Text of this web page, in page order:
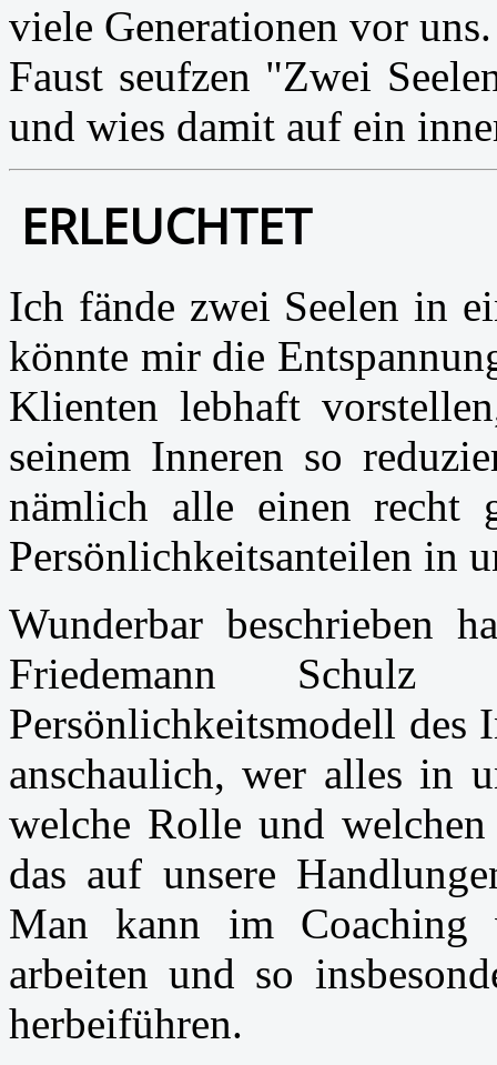
viele Generationen vor
Faust seufzen "Zwei
und wies damit auf ein
ERLEUCHTET
Ich fände zwei Seelen in
könnte mir die
Klienten lebhaft
seinem Inneren so
nämlich alle einen recht
Persönlichkeitsanteilen in
Wunderbar beschrieben
Friedemann
Persönlichkeitsmodell des
anschaulich, wer alles in
welche Rolle und
das auf unsere
Man kann im Coaching
arbeiten und so
herbeiführen.